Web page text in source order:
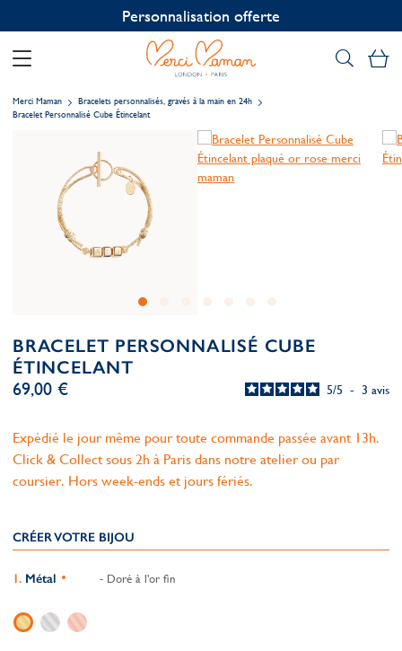
Personnalisation offerte
Merci Maman
Bracelets personnalisés, gravés à la main en 24h
Bracelet Personnalisé Cube Étincelant
BRACELET PERSONNALISÉ CUBE
ÉTINCELANT
5/5 - 3 avis
69,00 €
Expédié le jour même pour toute commande passée avant 13h.
Click & Collect sous 2h à Paris dans notre atelier ou par
coursier. Hors week-ends et jours fériés.
CRÉER VOTRE BIJOU
Métal - Doré à l'or fin